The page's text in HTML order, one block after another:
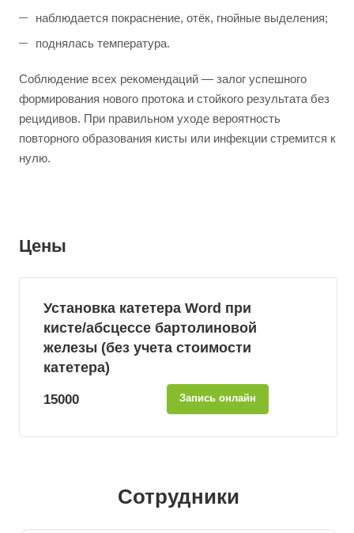
наблюдается покраснение, отёк, гнойные выделения;
поднялась температура.
Соблюдение всех рекомендаций — залог успешного
формирования нового протока и стойкого результата без
рецидивов. При правильном уходе вероятность
повторного образования кисты или инфекции стремится к
нулю.
Цены
Установка катетера Word при
кисте/абсцессе бартолиновой
железы (без учета стоимости
катетера)
15000 Запись онлайн
Сотрудники